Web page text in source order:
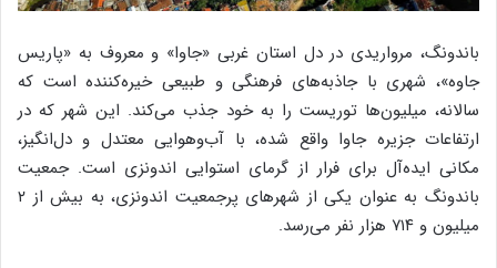
باندونگ، مرواریدی در دل استان غربی «جاوا» و معروف به «پاریس
جاوه»، شهری با جاذبه‌های فرهنگی و طبیعی خیره‌کننده است که
سالانه، میلیون‌ها توریست را به خود جذب می‌کند. این شهر که در
ارتفاعات جزیره جاوا واقع شده، با آب‌وهوایی معتدل و دل‌انگیز،
مکانی ایده‌آل برای فرار از گرمای استوایی اندونزی است. جمعیت
باندونگ به عنوان یکی از شهرهای پرجمعیت اندونزی، به بیش از ۲
میلیون و ۷۱۴ هزار نفر می‌رسد.